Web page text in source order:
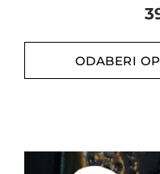
ODABERI